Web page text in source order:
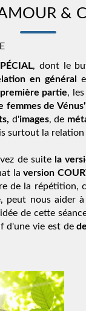
&
, dont le
en général
partie,
femmes de
d'images, de
surtout la
de suite la
la version
de la répétition,
peut nous aider à
de cette
d'une vie est de